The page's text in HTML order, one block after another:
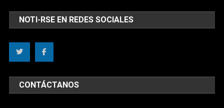
NOTI-RSE EN REDES SOCIALES
CONTÁCTANOS